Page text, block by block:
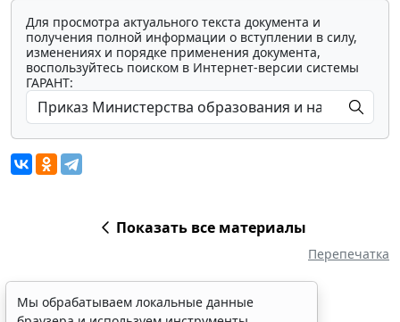
Для просмотра актуального текста документа и
получения полной информации о вступлении в силу,
изменениях и порядке применения документа,
воспользуйтесь поиском в Интернет-версии системы
ГАРАНТ:
Показать все материалы
Перепечатка
Мы обрабатываем локальные данные